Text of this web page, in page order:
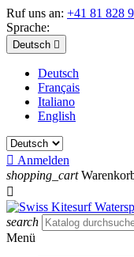
Ruf uns an: +41 81 828
Sprache:
Deutsch 
Deutsch
Français
Italiano
English
 Anmelden
shopping_cart

search
Menü